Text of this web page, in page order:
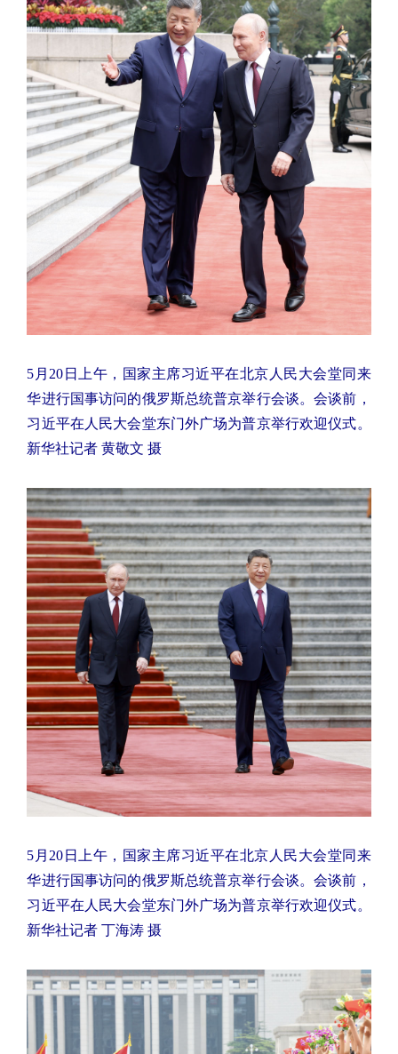
5月20日上午，国家主席习近平在北京人民大会堂同来
华进行国事访问的俄罗斯总统普京举行会谈。会谈前，
习近平在人民大会堂东门外广场为普京举行欢迎仪式。
新华社记者 黄敬文 摄
5月20日上午，国家主席习近平在北京人民大会堂同来
华进行国事访问的俄罗斯总统普京举行会谈。会谈前，
习近平在人民大会堂东门外广场为普京举行欢迎仪式。
新华社记者 丁海涛 摄